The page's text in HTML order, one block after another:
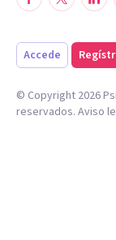
Accede
© Copyright 2026
reservados. Aviso